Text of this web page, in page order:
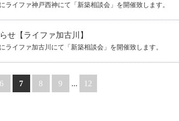
ライファ神戸西神にて「新築相談会」を開催致します。
せ【ライファ加古川】
ライファ加古川にて「新築相談会」を開催致します。
6 7 8 9 ... 12